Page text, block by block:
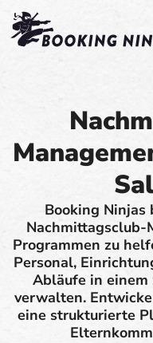
Booking
Nachmittagsclub-
Programmen zu
Personal,
Abläufe in
verwalten.
eine strukturierte